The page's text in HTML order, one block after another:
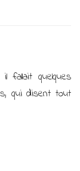
fallait quelques
qui disent tout